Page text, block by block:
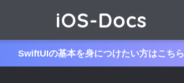
iOS-Docs
SwiftUIの基本を身につけたい方はこちら